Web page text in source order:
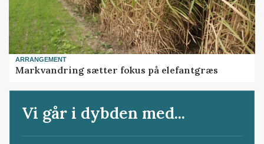
ARRANGEMENT
Markvandring sætter fokus på elefantgræs
Vi går i dybden med...